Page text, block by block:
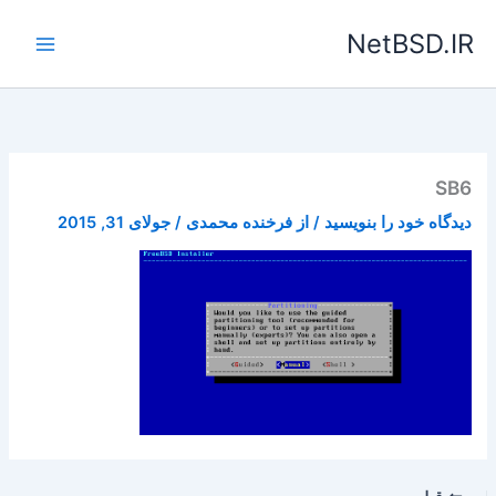
NetBSD.IR
SB6
دیدگاه‌ خود را بنویسید / از فرخنده محمدی/جولای 31, 2015